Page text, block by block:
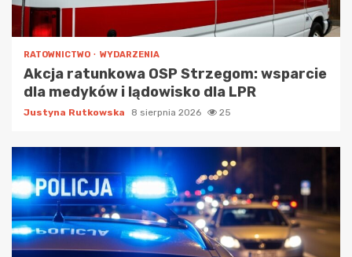
RATOWNICTWO WYDARZENIA
Akcja ratunkowa OSP Strzegom: wsparcie
dla medyków i lądowisko dla LPR
Justyna Rutkowska 8 sierpnia 2026 25